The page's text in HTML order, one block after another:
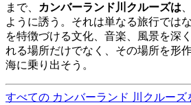
まで、
カンバーランド川クルーズは
ように誘う。それは単なる旅行では
を特徴づける文化、音楽、風景を深
れる場所だけでなく、その場所を形
海に乗り出そう。
すべての カンバーランド 川クルーズ